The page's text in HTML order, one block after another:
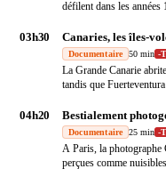
défilent dans les années
03h30 Canaries, les îles-
Documentaire 50 min -
La Grande Canarie
tandis que
04h20 Bestialement
Documentaire 25 min -
A Paris, la photographe
perçues comme